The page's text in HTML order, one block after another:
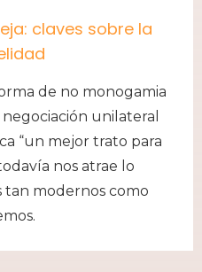
claves sobre la
de no monogamia
unilateral
“un mejor trato para
nos atrae lo
tan modernos como